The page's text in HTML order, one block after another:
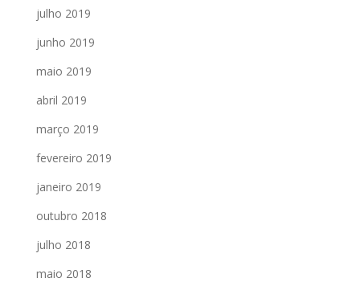
julho 2019
junho 2019
maio 2019
abril 2019
março 2019
fevereiro 2019
janeiro 2019
outubro 2018
julho 2018
maio 2018